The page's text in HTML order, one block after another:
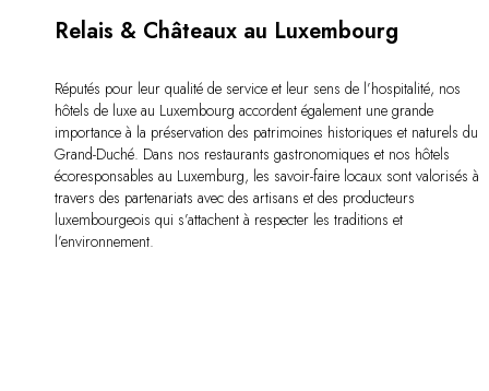
Relais & Châteaux au Luxembourg
Réputés pour leur qualité de service et leur sens de l’hospitalité, nos
hôtels de luxe au Luxembourg accordent également une grande
importance à la préservation des patrimoines historiques et naturels du
Grand-Duché. Dans nos restaurants gastronomiques et nos hôtels
écoresponsables au Luxemburg, les savoir-faire locaux sont valorisés à
travers des partenariats avec des artisans et des producteurs
luxembourgeois qui s’attachent à respecter les traditions et
l’environnement.